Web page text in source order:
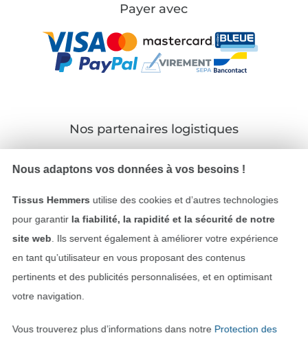
Payer avec
Nos partenaires logistiques
Mentions légales
CGV
Passer à la boutique allemande
Nous adaptons vos données à vos besoins !
Tissus Hemmers utilise des cookies et d’autres technologies
pour garantir la fiabilité, la rapidité et la sécurité de notre
site web . Ils servent également à améliorer votre expérience
en tant qu’utilisateur en vous proposant des contenus
pertinents et des publicités personnalisées, et en optimisant
votre navigation.
Vous trouverez plus d’informations dans notre Protection des